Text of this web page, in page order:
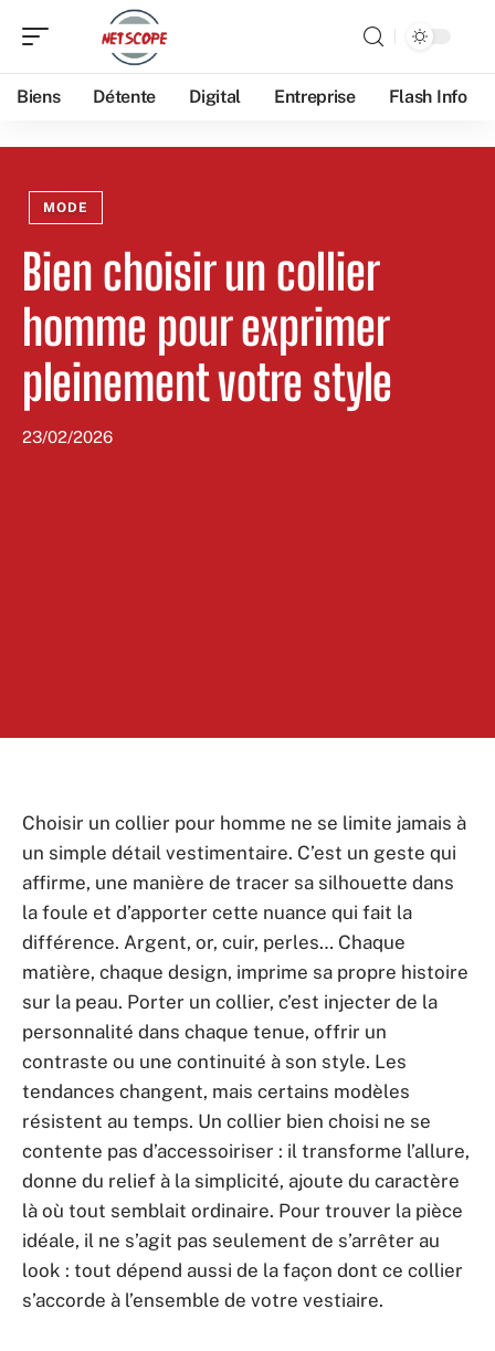
Biens Détente Digital Entreprise Flash Info
MODE
Bien choisir un collier
homme pour exprimer
pleinement votre style
23/02/2026
Choisir un collier pour homme ne se limite jamais à
un simple détail vestimentaire. C’est un geste qui
affirme, une manière de tracer sa silhouette dans
la foule et d’apporter cette nuance qui fait la
différence. Argent, or, cuir, perles… Chaque
matière, chaque design, imprime sa propre histoire
sur la peau. Porter un collier, c’est injecter de la
personnalité dans chaque tenue, offrir un
contraste ou une continuité à son style. Les
tendances changent, mais certains modèles
résistent au temps. Un collier bien choisi ne se
contente pas d’accessoiriser : il transforme l’allure,
donne du relief à la simplicité, ajoute du caractère
là où tout semblait ordinaire. Pour trouver la pièce
idéale, il ne s’agit pas seulement de s’arrêter au
look : tout dépend aussi de la façon dont ce collier
s’accorde à l’ensemble de votre vestiaire.